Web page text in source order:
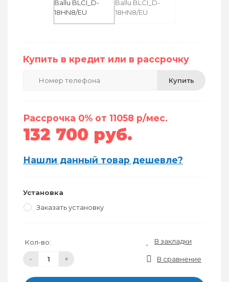
Купить в кредит или в рассрочку
Купить
Рассрочка 0% от 11058 р/мес.
132 700 руб.
Нашли данный товар дешевле?
Установка
Заказать установку
Кол-во:
- +
В закладки
В сравнение